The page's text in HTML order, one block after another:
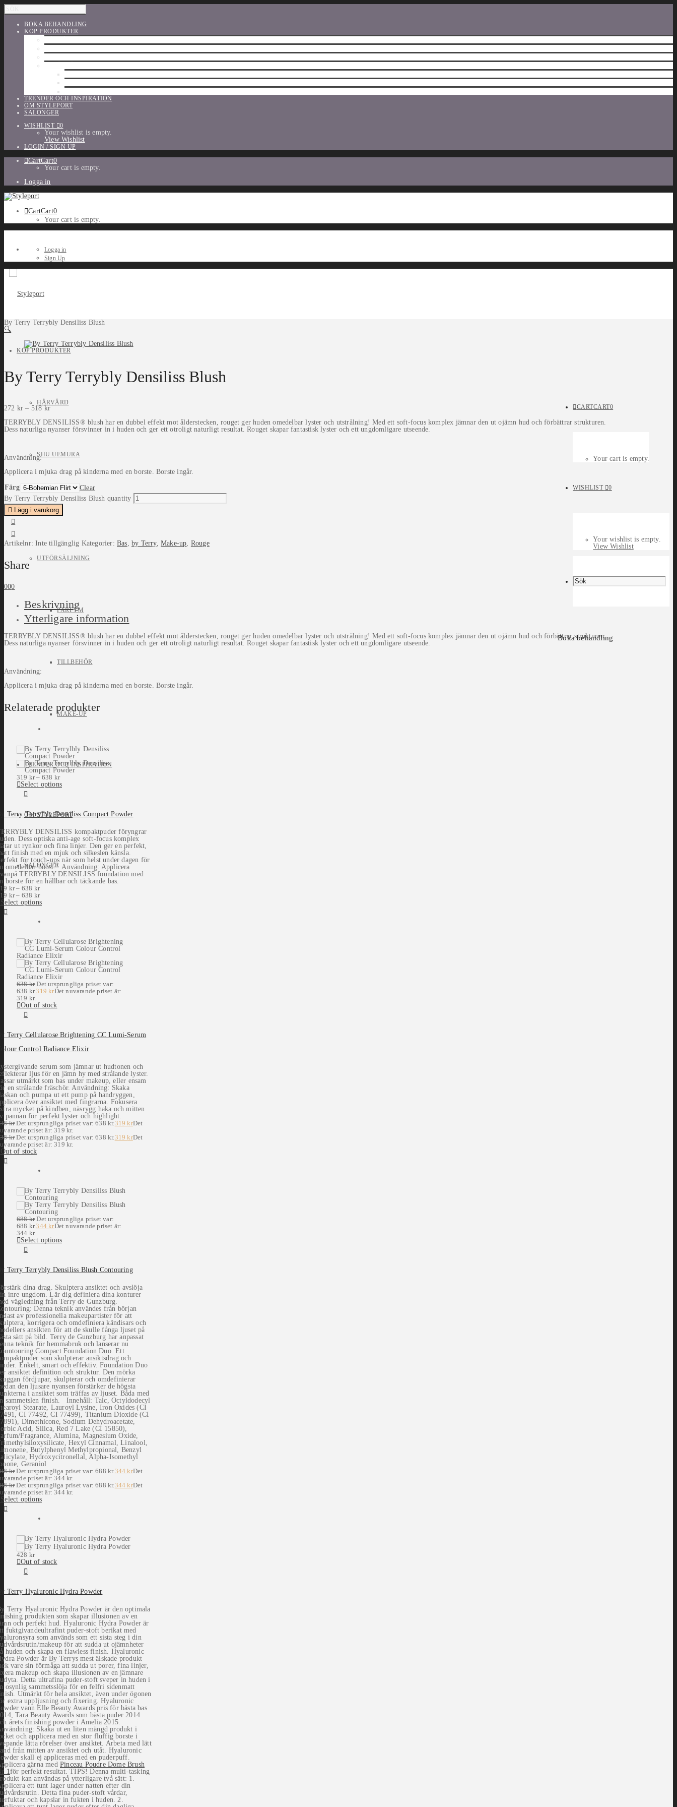
BOKA BEHANDLING
KÖP PRODUKTER
TRENDER OCH INSPIRATION
OM STYLEPORT
SALONGER
WISHLIST
0
Your wishlist is empty.
View Wishlist
LOGIN / SIGN UP
CartCart0
Your cart is empty.
Logga in
CartCart0
Your cart is empty.
Logga in
Sign Up
KÖP PRODUKTER
HÅRVÅRD
SHU UEMURA
ORIBE
UTFÖRSÄLJNING
PARFYM
TILLBEHÖR
MAKE-UP
TRENDER OCH INSPIRATION
OM STYLEPORT
SALONGER
CARTCART0
Your cart is empty.
WISHLIST 0
Your wishlist is empty.
View Wishlist
Boka behandling
By Terry Terrybly Densiliss Blush
🔍
By Terry Terrybly Densiliss Blush
272 kr – 518 kr
TERRYBLY DENSILISS® blush har en dubbel effekt mot ålderstecken, rouget ger huden omedelbar lyster och utstrålning! Med ett soft-focus komplex jämnar den ut ojämn hud och förbättrar strukturen.
Dess naturliga nyanser försvinner in i huden och ger ett otroligt naturligt resultat. Rouget skapar fantastisk lyster och ett ungdomligare utseende.
Användning:
Applicera i mjuka drag på kinderna med en borste. Borste ingår.
Färg
Clear
By Terry Terrybly Densiliss Blush quantity
Lägg i varukorg
Artikelnr:Inte tillgänglig Kategorier:Bas,by Terry,Make-up, Rouge
Share
000
Beskrivning
Ytterligare information
TERRYBLY DENSILISS® blush har en dubbel effekt mot ålderstecken, rouget ger huden omedelbar lyster och utstrålning! Med ett soft-focus komplex jämnar den ut ojämn hud och förbättrar strukturen.
Dess naturliga nyanser försvinner in i huden och ger ett otroligt naturligt resultat. Rouget skapar fantastisk lyster och ett ungdomligare utseende.
Användning:
Applicera i mjuka drag på kinderna med en borste. Borste ingår.
Relaterade produkter
319 kr– 638 kr
Select options
Terry Terrylbly Densiliss Compact Powder
DENSILISS kompaktpuder föryngrar
Dess optiska anti-age soft-focus komplex
ut rynkor och fina linjer. Den ger en perfekt,
finish med en mjuk och silkeslen känsla.
för touch-ups när som helst under dagen för
omedelbar boost. Användning: Applicera
TERRYBLY DENSILISS foundation med
borste för en hållbar och täckande bas.
kr– 638 kr
kr– 638 kr
Select options
638kr Det ursprungliga priset var:
638 kr.319krDet nuvarande priset är:
319 kr.
Out of stock
Terry Cellularose Brightening CC Lumi-Serum
Control Radiance Elixir
serum som jämnar ut hudtonen och
ljus för en jämn hy med strålande lyster.
utmärkt som bas under makeup, eller ensam
en strålande fräschör. Användning: Skaka
och pumpa ut ett pump på handryggen,
över ansiktet med fingrarna. Fokusera
mycket på kindben, näsrygg haka och mitten
pannan för perfekt lyster och highlight.
kr Det ursprungliga priset var: 638 kr.319krDet
priset är: 319 kr.
kr Det ursprungliga priset var: 638 kr.319krDet
priset är: 319 kr.
Out of stock
688kr Det ursprungliga priset var:
688 kr.344krDet nuvarande priset är:
344 kr.
Select options
Terry Terrybly Densiliss Blush Contouring
dina drag. Skulptera ansiktet och avslöja
inre ungdom. Lär dig definiera dina konturer
vägledning från Terry de Gunzburg.
Denna teknik användes från början
av professionella makeupartister för att
korrigera och omdefiniera kändisars och
ansikten för att de skulle fånga ljuset på
sätt på bild. Terry de Gunzburg har anpassat
teknik för hemmabruk och lanserar nu
Compact Foundation Duo. Ett
som skulpterar ansiktsdrag och
Enkelt, smart och effektiv. Foundation Duo
ansiktet definition och struktur. Den mörka
fördjupar, skulpterar och omdefinierar
den ljusare nyansen förstärker de högsta
i ansiktet som träffas av ljuset. Båda med
sammetslen finish. Innehåll: Talc, Octyldodecyl
Stearate, Lauroyl Lysine, Iron Oxides (CI
CI 77492, CI 77499), Titanium Dioxide (CI
Dimethicone, Sodium Dehydroacetate,
Acid, Silica, Red 7 Lake (CI 15850),
Fragrance, Alumina, Magnesium Oxide,
Hexyl Cinnamal, Linalool,
Butylphenyl Methylpropional, Benzyl
Hydroxycitronellal, Alpha-Isomethyl
Geraniol
kr Det ursprungliga priset var: 688 kr.344krDet
priset är: 344 kr.
kr Det ursprungliga priset var: 688 kr.344krDet
priset är: 344 kr.
Select options
428 kr
Out of stock
Terry Hyaluronic Hydra Powder
Terry Hyaluronic Hydra Powder är den optimala
produkten som skapar illusionen av en
och perfekt hud. Hyaluronic Hydra Powder är
fuktgivandeultrafint puder-stoft berikat med
som används som ett sista steg i din
makeup för att sudda ut ojämnheter
huden och skapa en flawless finish. Hyaluronic
Powder är By Terrys mest älskade produkt
vare sin förmåga att sudda ut porer, fina linjer,
makeup och skapa illusionen av en jämnare
Detta ultrafina puder-stoft sveper in huden i
osynlig sammetsslöja för en felfri sidenmatt
Utmärkt för hela ansiktet, även under ögonen
extra uppljusning och fixering. Hyaluronic
vann Elle Beauty Awards pris för bästa bas
Tara Beauty Awards som bästa puder 2014
årets finishing powder i Amelia 2015.
Skaka ut en liten mängd produkt i
och applicera med en stor fluffig borste i
lätta rörelser över ansiktet. Arbeta med lätt
från mitten av ansiktet och utåt. Hyaluronic
skall ej appliceras med en puderpuff.
gärna med Pinceau Poudre Dome Brush
1för perfekt resultat. TIPS! Denna multi-tasking
kan användas på ytterligare två sätt: 1.
ett tunt lager under natten efter din
Detta fina puder-stoft vårdar,
och kapslar in fukten i huden. 2.